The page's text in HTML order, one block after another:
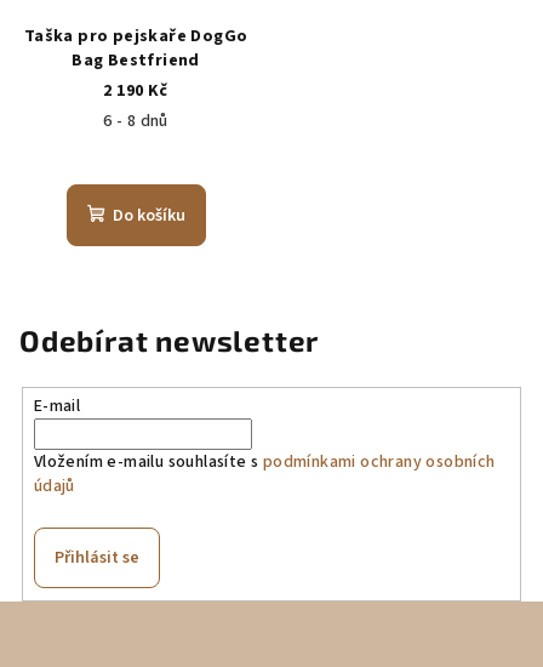
Taška pro pejskaře DogGo
Bag Bestfriend
2 190 Kč
6 - 8 dnů
Do košíku
Odebírat newsletter
E-mail
Vložením e-mailu souhlasíte s podmínkami ochrany osobních
údajů
Přihlásit se